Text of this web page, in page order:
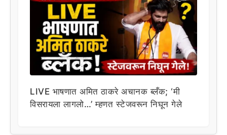
LIVE भाषणात अमित ठाकरे अचानक ब्लँक; ‘मी
विसरायला लागलो…’ म्हणत स्टेजवरून निघून गेले